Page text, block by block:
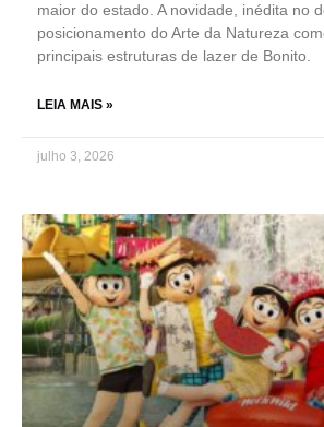
maior do estado. A novidade, inédita no
posicionamento do Arte da Natureza
principais estruturas de lazer de Bonito.
LEIA MAIS »
julho 3, 2026